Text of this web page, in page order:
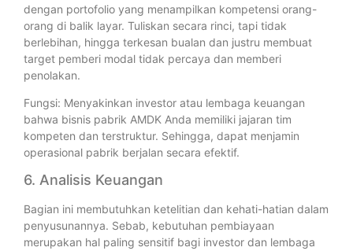
dengan portofolio yang menampilkan kompetensi orang-
orang di balik layar. Tuliskan secara rinci, tapi tidak
berlebihan, hingga terkesan bualan dan justru membuat
target pemberi modal tidak percaya dan memberi
penolakan.
Fungsi: Menyakinkan investor atau lembaga keuangan
bahwa bisnis pabrik AMDK Anda memiliki jajaran tim
kompeten dan terstruktur. Sehingga, dapat menjamin
operasional pabrik berjalan secara efektif.
6. Analisis Keuangan
Bagian ini membutuhkan ketelitian dan kehati-hatian dalam
penyusunannya. Sebab, kebutuhan pembiayaan
merupakan hal paling sensitif bagi investor dan lembaga